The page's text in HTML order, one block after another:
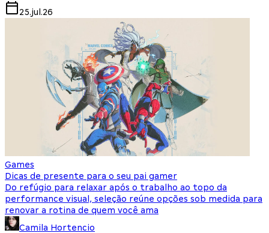
25.jul.26
Games
Dicas de presente para o seu pai gamer
Do refúgio para relaxar após o trabalho ao topo da
performance visual, seleção reúne opções sob medida para
renovar a rotina de quem você ama
Camila Hortencio